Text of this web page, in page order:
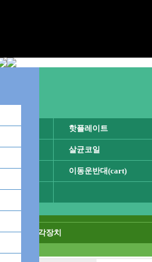
항온수조
실험실용 항온수조
순환식항온
추출항온수
투시창항온
산업 항온수조
대용량 항온
순환식항온수조(Circulator Water Bath)
투시창항온수조(Sight Glass Type Bath)
중탕용항온수조
가열냉각장치
핫플레이트
살균코일
이동운반대(cart)
분야별(용도별) 항온수